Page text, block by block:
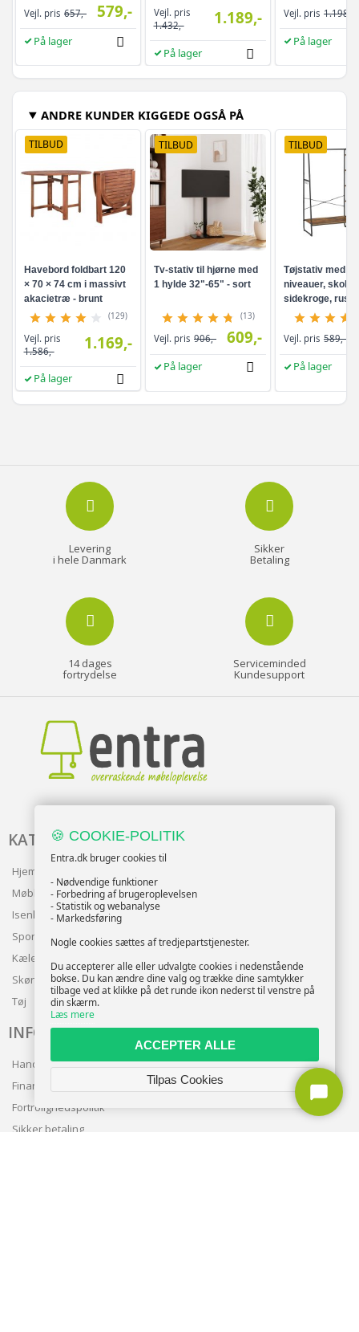
Vejl. pris 657,- 579,-
På lager
Vejl. pris
1.432,-
1.189,-
På lager
Vejl. pris 1.198,-
På lager
ANDRE KUNDER KIGGEDE OGSÅ PÅ
TILBUD
Havebord foldbart 120
× 70 × 74 cm i massivt
akacietræ - brunt
(129)
Vejl. pris
1.586,-
1.169,-
På lager
TILBUD
Tv-stativ til hjørne med
1 hylde 32"-65" - sort
(13)
Vejl. pris 906,- 609,-
På lager
TILBUD
Tøjstativ med
niveauer,
sidekroge,
brun/sort
Vejl. pris 589,-
På lager
Levering
i hele Danmark
Sikker
Betaling
14 dages
fortrydelse
Serviceminded
Kundesupport
KATALOG
Hjem & Have
Møbler
Isenkram
Sport
Kæledyr
Skønhed
Tøj
INFO
Handelsbetingelser
Finansering
Fortrolighedspolitik
Sikker betaling
🍪 COOKIE-POLITIK
Entra.dk bruger cookies til
- Nødvendige funktioner
- Forbedring af brugeroplevelsen
- Statistik og webanalyse
- Markedsføring
Nogle cookies sættes af tredjepartstjenester.
Du accepterer alle eller udvalgte cookies i nedenstående
bokse. Du kan ændre dine valg og trække dine samtykker
tilbage ved at klikke på det runde ikon nederst til venstre på
din skærm.
Læs mere
ACCEPTER ALLE
Tilpas Cookies